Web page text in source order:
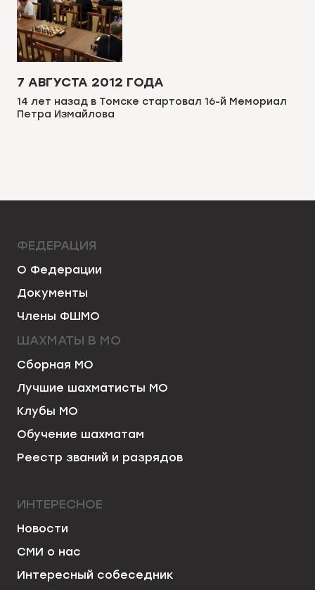
7 АВГУСТА 2012 ГОДА
14 лет назад в Томске стартовал 16-й Мемориал
Петра Измайлова
ФЕДЕРАЦИЯ
О Федерации
Документы
Члены ФШМО
ШАХМАТЫ В МО
Сборная МО
Лучшие шахматисты МО
Клубы МО
Обучение шахматам
Реестр званий и разрядов
ИНТЕРЕСНОЕ
Новости
СМИ о нас
Интересный собеседник